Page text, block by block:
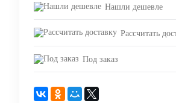
Нашли дешевле
Рассчитать
Под заказ